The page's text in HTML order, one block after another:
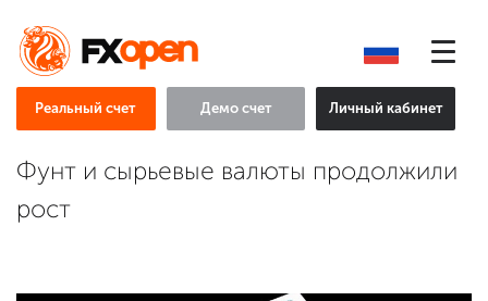
Реальный счет Демо счет Личный кабинет
Фунт и сырьевые валюты продолжили
рост